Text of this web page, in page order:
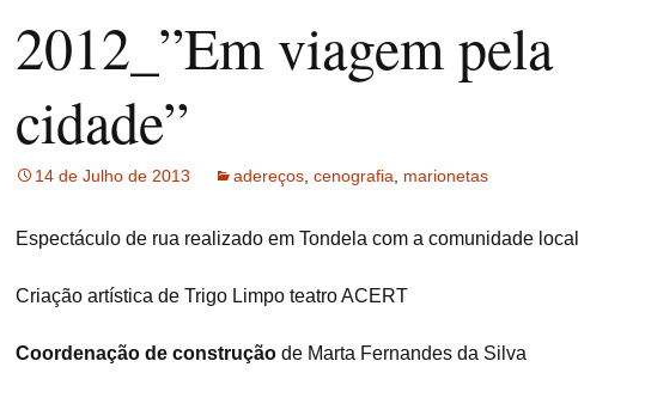
2012_”Em viagem pela
cidade”
14 de Julho de 2013 adereços cenografia marionetas
Espectáculo de rua realizado em Tondela com a comunidade local
Criação artística de Trigo Limpo teatro ACERT
Coordenação de construção de Marta Fernandes da Silva